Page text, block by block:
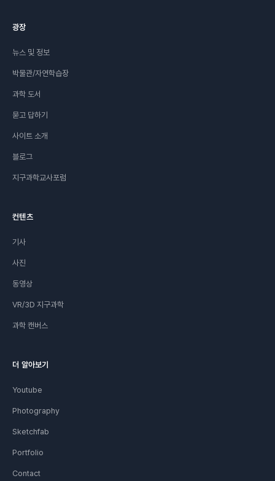
광장
뉴스 및 정보
박물관/자연학습장
과학 도서
묻고 답하기
사이트 소개
블로그
지구과학교사포럼
컨텐츠
기사
사진
동영상
VR/3D 지구과학
과학 캔버스
더 알아보기
Youtube
Photography
Sketchfab
Portfolio
Contact